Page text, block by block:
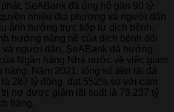
SeABank đã ủng hộ gần 90 tỷ
nhiều địa phương và người dân
ảnh hưởng trực tiếp từ dịch bệnh.
hưởng nặng nề của dịch bệnh đối
người dân, SeABank đã hưởng
Ngân hàng Nhà nước về việc giảm
hàng. Năm 2021, tổng số tiền lãi đã
287 tỷ đồng, đạt 552% so với cam
nợ được giảm lãi suất là 79.237 tỷ
hàng.